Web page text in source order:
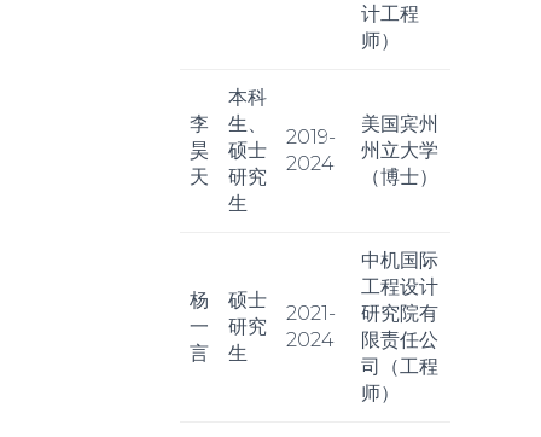
计工程
师）
李
昊
天
本科
生、
硕士
研究
生
2019-
2024
美国宾州
州立大学
（博士）
杨
一
言
硕士
研究
生
2021-
2024
中机国际
工程设计
研究院有
限责任公
司（工程
师）